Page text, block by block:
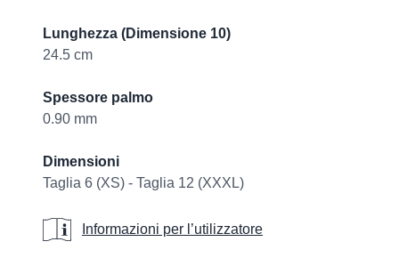
Lunghezza (Dimensione 10)
24.5 cm
Spessore palmo
0.90 mm
Dimensioni
Taglia 6 (XS) - Taglia 12 (XXXL)
Informazioni per l’utilizzatore
Informazioni per l’utilizzatore